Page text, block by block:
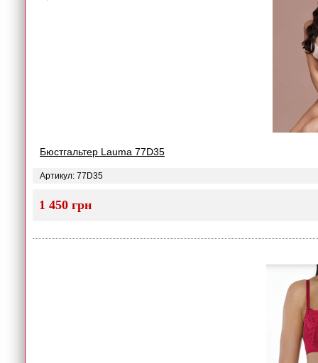
Бюстгальтер Lauma 77D35
Артикул: 77D35
1 450 грн